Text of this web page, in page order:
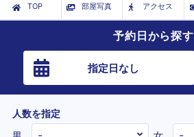
TOP 部屋写真
アクセス
予約日から探す
指定日なし
人数を指定